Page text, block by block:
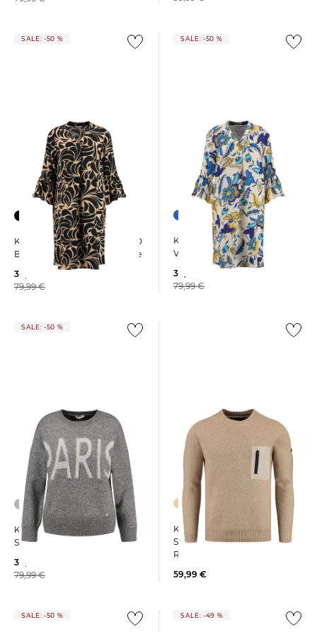
SALE: -50 %
Key Largo | Damen Kleid WD
BOUNCE V-NECK aus Viskose
39,99 €
79,99 €
SALE: -50 %
Key Largo | Damen
Viskosekleid WD FLOWER
39,99 €
79,99 €
SALE: -50 %
Key Largo | Damen
Sweatshirt WKN FRANCE
39,99 €
79,99 €
Key Largo | Herren
Strickpullover MST FLOOR
ROUND
59,99 €
SALE: -50 % SALE: -49 %